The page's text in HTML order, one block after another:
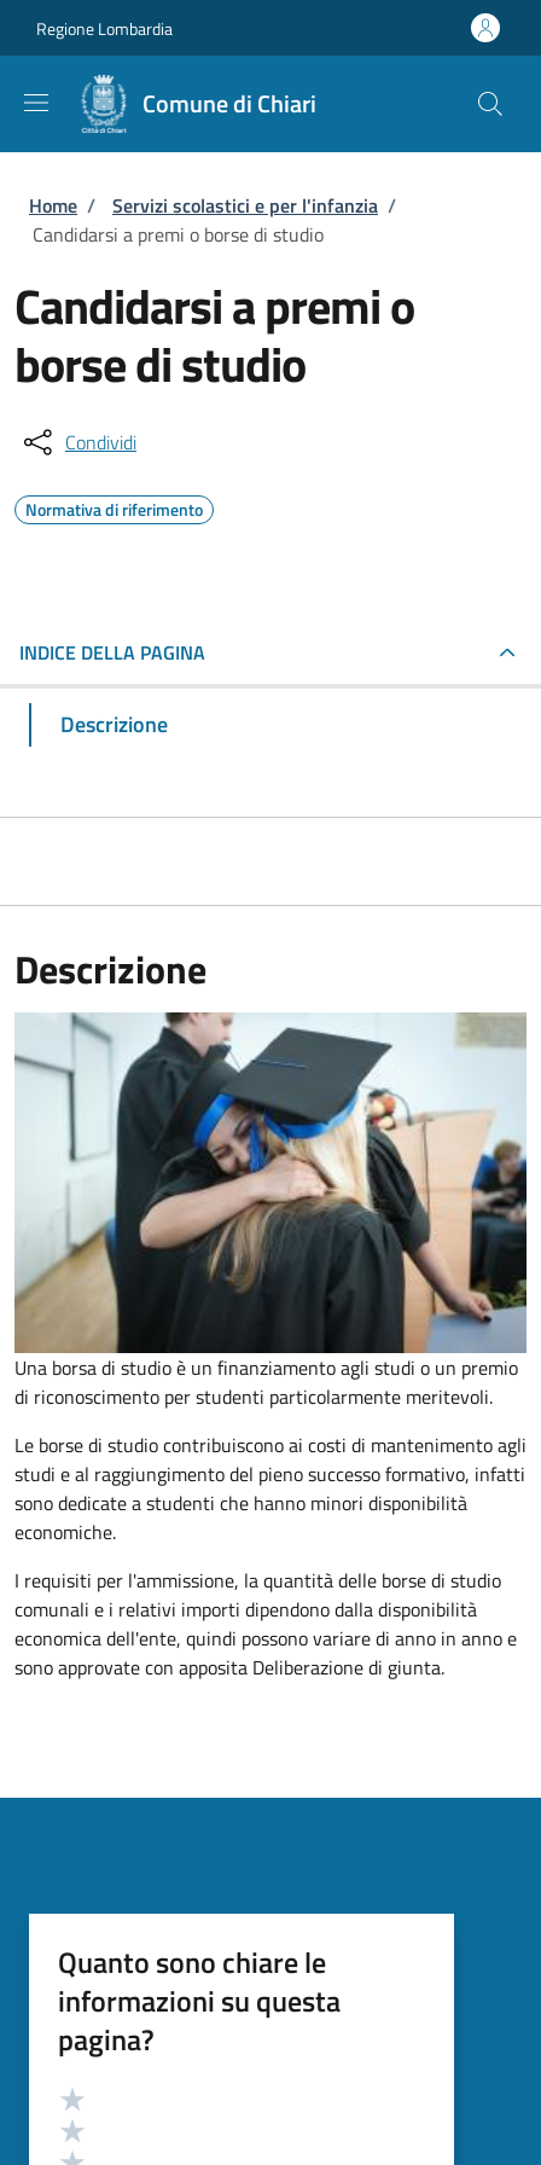
Regione Lombardia
Comune di Chiari
Briciole di pane
Home / Servizi scolastici e per l'infanzia /
Candidarsi a premi o borse di studio
Candidarsi a premi o
borse di studio
Condividi
Normativa di riferimento
INDICE DELLA PAGINA
Descrizione
Descrizione
Una borsa di studio è un finanziamento agli studi o un premio
di riconoscimento per studenti particolarmente meritevoli.
Le borse di studio contribuiscono ai costi di mantenimento agli
studi e al raggiungimento del pieno successo formativo, infatti
sono dedicate a studenti che hanno minori disponibilità
economiche.
I requisiti per l'ammissione, la quantità delle borse di studio
comunali e i relativi importi dipendono dalla disponibilità
economica dell'ente, quindi possono variare di anno in anno e
sono approvate con apposita Deliberazione di giunta.
Quanto sono chiare le
informazioni su questa
pagina?
Valutazione